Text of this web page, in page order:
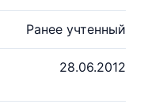
Ранее учтенный
28.06.2012